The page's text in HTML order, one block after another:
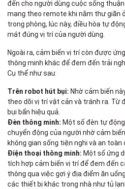
đến cho người dùng cuộc sống
mang theo remote khi nằm thư giãn
trong phòng, lúc này, điều hòa tự
mát đúng vị trí của người dùng.
Ngoài ra, cảm biến vị trí còn được
thông minh khác để đem đến trải
Cụ thể như sau:
Trên robot hút bụi: Nhờ cảm biến
theo dõi vị trí vật cản và tránh ra. Từ
bụi bẩn hiệu quả.
Đèn thông minh: Một số đèn tự
chuyển động của người nhờ cảm
không gian sống tiện nghi và an toàn
Điện thoại thông minh: Một số ứng
tích hợp cảm biến vị trí để đem đến
thông qua việc gợi ý địa điểm ăn
các thiết bị khác trong nhà như tủ